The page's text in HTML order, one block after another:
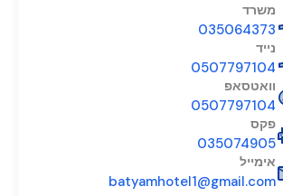
משרד
035064373
נייד
0507797104
וואטסאפ
0507797104
פקס
035074905
אימייל
batyamhotel1@gmail.com